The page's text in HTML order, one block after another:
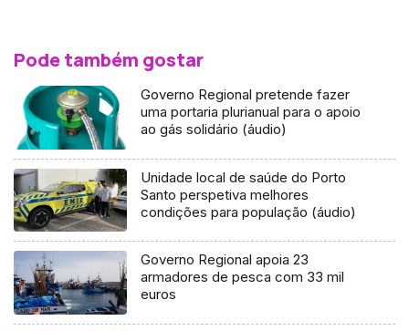
Pode também gostar
Governo Regional pretende fazer
uma portaria plurianual para o apoio
ao gás solidário (áudio)
Unidade local de saúde do Porto
Santo perspetiva melhores
condições para população (áudio)
Governo Regional apoia 23
armadores de pesca com 33 mil
euros